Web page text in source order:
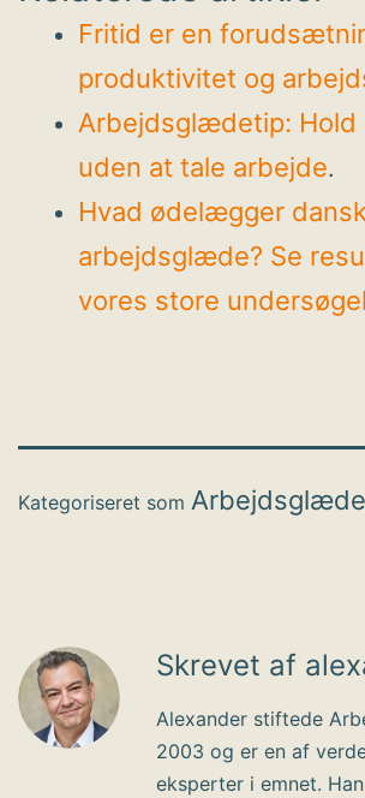
Fritid er en
produktivitet og
Arbejdsglædetip: Hold
uden at tale arbejde.
Hvad ødelægger
arbejdsglæde? Se
vores store
Kategoriseret som Arbejdsglæde
Skrevet af
Alexander stiftede
2003 og er en af
eksperter i emnet.